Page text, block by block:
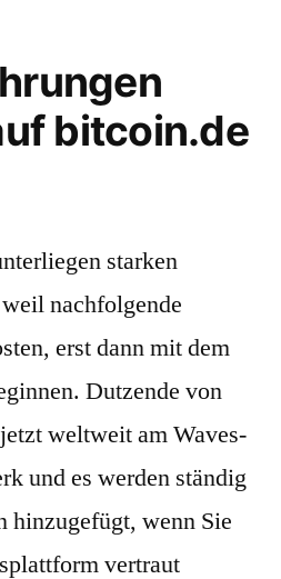
bitcoin.de
starken
nachfolgende
erst dann mit dem
Dutzende von
weltweit am Waves-
und es werden ständig
hinzugefügt, wenn Sie
vertraut